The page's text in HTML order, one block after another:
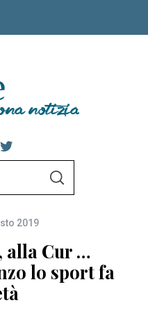
S
2019
alla Cur …
lo sport fa